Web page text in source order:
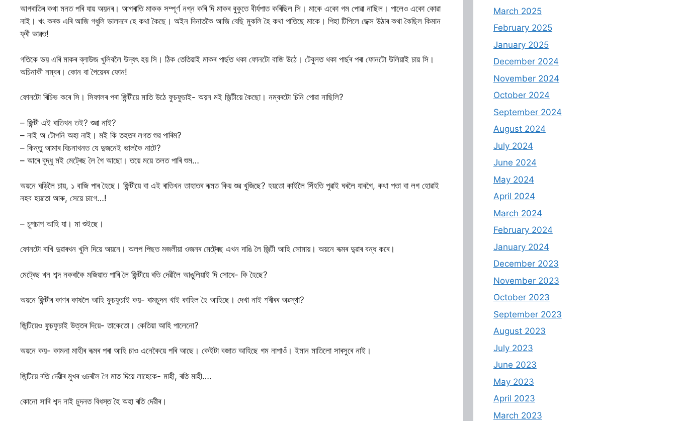
আগৰাতিৰ কথা মনত পৰি যায় অয়নৰ। আগৰাতি মাকক সম্পূৰ্ণ নগ্ন কৰি দি মাকৰ বুকুতে বীৰ্যপাত কৰিছিল সি। মাকে একো গম পোৱা নাছিল। পালেও একো কোৱা
নাই। খং কৰক এৰি আজি গধুলি ভালদৰে হে কথা কৈছে। অইন দিনাতকৈ আজি বেছি মুকলি হৈ কথা পাতিছে মাকে। পিহা টিপিলে ছেক্স উঠাৰ কথা কৈছিল কিমান
ফ্ৰী ভাৱত!
গতিকে ভয় এৰি মাকৰ ব্লাউজ খুলিবলৈ উদ্যৎ হয় সি। ঠিক তেতিয়াই মাকৰ পাৰ্ছত থকা ফোনটো বাজি উঠে। টেবুলত থকা পাৰ্ছৰ পৰা ফোনটো উলিয়াই চায় সি।
অচিনাকী নম্বৰ। কোন বা পৈয়েৰৰ ফোন!
ফোনটো ৰিচিভ কৰে সি। সিফালৰ পৰা জিন্টীয়ে মাতি উঠে ফুচফুচাই- অয়ন মই জিন্টীয়ে কৈছো। নম্বৰটো চিনি পোৱা নাছিলি?
– জিন্টী এই ৰাতিখন তই? শুৱা নাই?
– নাই অ টোপনি অহা নাই। মই কি তহতৰ লগত শুৱ পাৰিম?
– কিন্তু আমাৰ বিচনাখনত যে দুজনেই ভালকৈ নাটে?
– আৰে বুদ্ধু মই মেট্ৰেছ লৈ গৈ আছো। তয়ে ময়ে তলত পাৰি শুম…
অয়নে ঘড়িলৈ চায়, ১ বাজি পাৰ হৈছে। জিন্টীয়ে বা এই ৰাতিখন তাহাতৰ ৰূমত কিয় শুৱ খুজিছে? হয়তো কাইলৈ সিঁহতি পুৱাই ঘৰলৈ যাবগৈ, কথা পতা বা লগ হোৱাই
নহব হয়তো আৰু, সেয়ে চাগে…!
– চুপচাপ আহি যা। মা শুইছে।
ফোনটো ৰাখি দুৱাৰখন খুলি দিয়ে অয়নে। অলপ পিছত মজলীয়া ওজনৰ মেট্ৰেছ এখন দাঙি লৈ জিন্টী আহি সোমায়। অয়নে ৰূমৰ দু্ৱাৰ বন্ধ কৰে।
মেট্ৰেছ খন শব্দ নকৰাকৈ মজিয়াত পাৰি লৈ জিন্টীয়ে ৰতি দেৱীলৈ আঙুলিয়াই দি সোধে- কি হৈছে?
অয়নে জিন্টীৰ কাণৰ কাষলৈ আহি ফুচফুচাই কয়- ৰামচুদন খাই কাহিল হৈ আহিছে। দেখা নাই শৰীৰৰ অৱস্থা?
জিন্টিয়েও ফুচফুচাই উত্তৰ দিয়ে- তাকেতো। কেতিয়া আহি পালেনো?
অয়নে কয়- কামনা মাহীৰ ৰূমৰ পৰা আহি চাও এনেকৈয়ে পৰি আছে। কেইটা বজাত আহিছে গম নাপাওঁ। ইমান মাতিলো সাৰসুৰে নাই।
জিন্টিয়ে ৰতি দেৱীৰ মুখৰ ওচৰলৈ গৈ মাত দিয়ে লাহেকে- মাহী, ৰতি মাহী….
কোনো সাৰি শব্দ নাই চুদনত বিধস্ত হৈ অহা ৰতি দেৱীৰ।
March 2025
February 2025
January 2025
December 2024
November 2024
October 2024
September 2024
August 2024
July 2024
June 2024
May 2024
April 2024
March 2024
February 2024
January 2024
December 2023
November 2023
October 2023
September 2023
August 2023
July 2023
June 2023
May 2023
April 2023
March 2023